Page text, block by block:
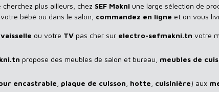
plus ailleurs, chez SEF Makni une large sélection de
bébé ou dans le salon, commandez en ligne et on vous
ou votre TV pas cher sur electro-sefmakni.tn votre
propose des meubles de salon et bureau, meubles de
encastrable plaque de cuisson hotte cuisinière) aux